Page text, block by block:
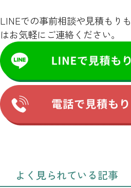
LINEでの事前相談や見積もり
はお気軽にご連絡ください。
よく見られている記事